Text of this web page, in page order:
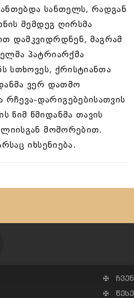
სანთელს, რადგან
შემდეგ ღირსმა
დამკვიდრდნენ, მაგრამ
პატრიარქმა
სთხოვეს, ქრისტიანთა
ვერ დათმო
დარიგებებისათვის
წიმ წმიდანმა თავის
მოშორებით.
იხსენიება.
✠ ჩვენ
✠